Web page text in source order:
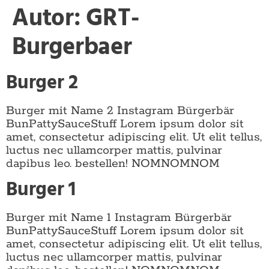
Autor:GRT-
Burgerbaer
Burger 2
Burger mit Name 2 Instagram Bürgerbär
BunPattySauceStuff Lorem ipsum dolor sit
amet, consectetur adipiscing elit. Ut elit tellus,
luctus nec ullamcorper mattis, pulvinar
dapibus leo. bestellen! NOMNOMNOM
Burger 1
Burger mit Name 1 Instagram Bürgerbär
BunPattySauceStuff Lorem ipsum dolor sit
amet, consectetur adipiscing elit. Ut elit tellus,
luctus nec ullamcorper mattis, pulvinar